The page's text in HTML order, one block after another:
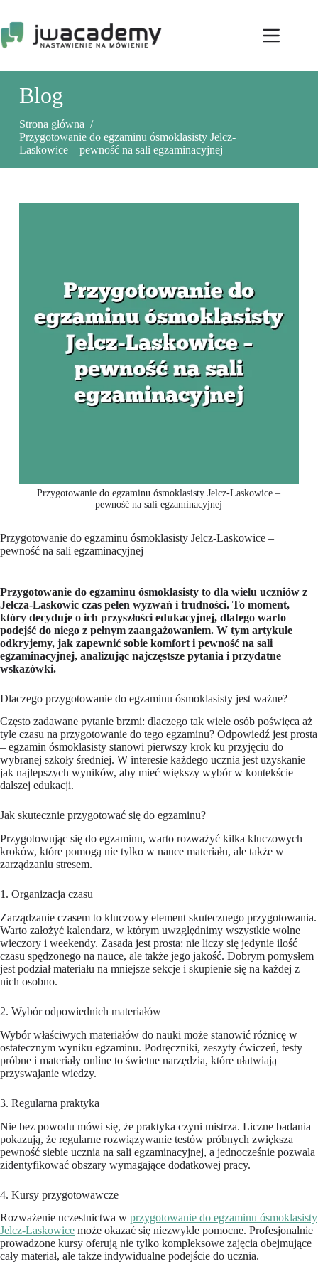
treści
Blog
Strona główna /
Przygotowanie do egzaminu ósmoklasisty Jelcz-
Laskowice – pewność na sali egzaminacyjnej
Przygotowanie do egzaminu ósmoklasisty Jelcz-Laskowice –
pewność na sali egzaminacyjnej
Przygotowanie do egzaminu ósmoklasisty Jelcz-Laskowice –
pewność na sali egzaminacyjnej
Przygotowanie do egzaminu ósmoklasisty to dla wielu uczniów z
Jelcza-Laskowic czas pełen wyzwań i trudności. To moment,
który decyduje o ich przyszłości edukacyjnej, dlatego warto
podejść do niego z pełnym zaangażowaniem. W tym artykule
odkryjemy, jak zapewnić sobie komfort i pewność na sali
egzaminacyjnej, analizując najczęstsze pytania i przydatne
wskazówki.
Dlaczego przygotowanie do egzaminu ósmoklasisty jest ważne?
Często zadawane pytanie brzmi: dlaczego tak wiele osób poświęca aż
tyle czasu na przygotowanie do tego egzaminu? Odpowiedź jest prosta
– egzamin ósmoklasisty stanowi pierwszy krok ku przyjęciu do
wybranej szkoły średniej. W interesie każdego ucznia jest uzyskanie
jak najlepszych wyników, aby mieć większy wybór w kontekście
dalszej edukacji.
Jak skutecznie przygotować się do egzaminu?
Przygotowując się do egzaminu, warto rozważyć kilka kluczowych
kroków, które pomogą nie tylko w nauce materiału, ale także w
zarządzaniu stresem.
1. Organizacja czasu
Zarządzanie czasem to kluczowy element skutecznego przygotowania.
Warto założyć kalendarz, w którym uwzględnimy wszystkie wolne
wieczory i weekendy. Zasada jest prosta: nie liczy się jedynie ilość
czasu spędzonego na nauce, ale także jego jakość. Dobrym pomysłem
jest podział materiału na mniejsze sekcje i skupienie się na każdej z
nich osobno.
2. Wybór odpowiednich materiałów
Wybór właściwych materiałów do nauki może stanowić różnicę w
ostatecznym wyniku egzaminu. Podręczniki, zeszyty ćwiczeń, testy
próbne i materiały online to świetne narzędzia, które ułatwiają
przyswajanie wiedzy.
3. Regularna praktyka
Nie bez powodu mówi się, że praktyka czyni mistrza. Liczne badania
pokazują, że regularne rozwiązywanie testów próbnych zwiększa
pewność siebie ucznia na sali egzaminacyjnej, a jednocześnie pozwala
zidentyfikować obszary wymagające dodatkowej pracy.
4. Kursy przygotowawcze
Rozważenie uczestnictwa w przygotowanie do egzaminu ósmoklasisty
Jelcz-Laskowice może okazać się niezwykle pomocne. Profesjonalnie
prowadzone kursy oferują nie tylko kompleksowe zajęcia obejmujące
cały materiał, ale także indywidualne podejście do ucznia.